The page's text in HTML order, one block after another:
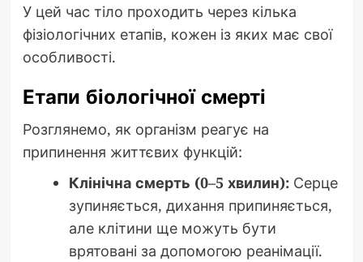
У цей час тіло проходить через кілька
фізіологічних етапів, кожен із яких має свої
особливості.
Етапи біологічної смерті
Розглянемо, як організм реагує на
припинення життєвих функцій:
Клінічна смерть (0–5 хвилин):Серце
зупиняється, дихання припиняється,
але клітини ще можуть бути
врятовані за допомогою реанімації.